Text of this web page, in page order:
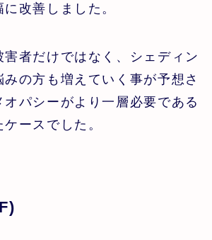
改善しました。
者だけではなく、シェディン
みの方も増えていく事が予想さ
パシーがより一層必要である
ースでした。